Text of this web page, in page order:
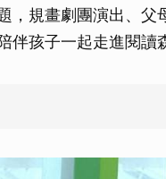
，規畫劇團演出、父
伴孩子一起走進閱讀